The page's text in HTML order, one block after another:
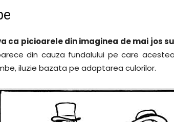
ca picioarele din imaginea de mai jos
din cauza fundalului pe care
iluzie bazata pe adaptarea culorilor.